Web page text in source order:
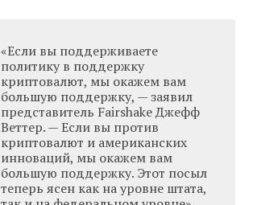
«Если вы поддерживаете
политику в поддержку
криптовалют, мы окажем вам
большую поддержку, — заявил
представитель Fairshake Джефф
Веттер. — Если вы против
криптовалют и американских
инноваций, мы окажем вам
большую поддержку. Этот посыл
теперь ясен как на уровне штата,